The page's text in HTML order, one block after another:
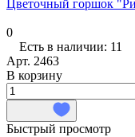
Цветочный горшок
0
Есть в наличии: 11
Арт. 2463
В корзину
Быстрый просмотр